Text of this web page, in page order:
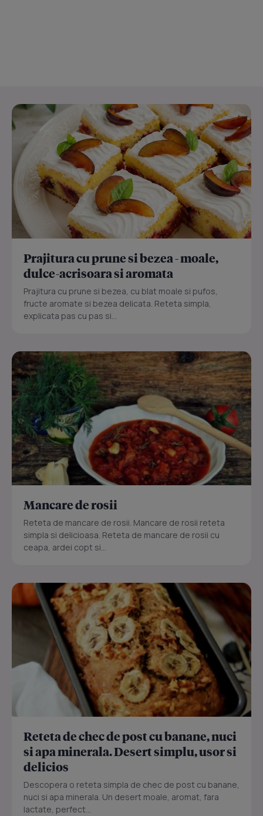
Prajitura cu prune si bezea - moale,
dulce-acrisoara si aromata
Prajitura cu prune si bezea, cu blat moale si pufos,
fructe aromate si bezea delicata. Reteta simpla,
explicata pas cu pas si...
Mancare de rosii
Reteta de mancare de rosii. Mancare de rosii reteta
simpla si delicioasa. Reteta de mancare de rosii cu
ceapa, ardei copt si...
Reteta de chec de post cu banane, nuci
si apa minerala. Desert simplu, usor si
delicios
Descopera o reteta simpla de chec de post cu banane,
nuci si apa minerala. Un desert moale, aromat, fara
lactate, perfect...